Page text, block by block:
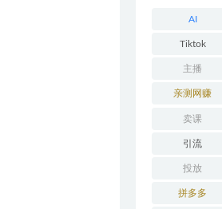
AI
Tiktok
主播
亲测网赚
卖课
引流
投放
拼多多